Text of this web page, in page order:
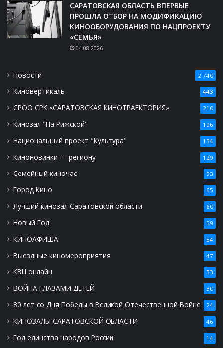
САРАТОВСКАЯ ОБЛАСТЬ ВПЕРВЫЕ
ПРОШЛА ОТБОР НА МОДИФИКАЦИЮ
КИНООБОРУДОВАНИЯ ПО НАЦПРОЕКТУ
«СЕМЬЯ»
04.08.2026
Новости 2 740
Киновертикаль 443
СРОО СРК «САРАТОВСКАЯ КИНОТРАЕКТОРИЯ» 210
Кинозал "На Рижской" 196
Национальный проект "Культура" 134
Киноновинки — региону 129
Семейный киночас 93
Город Кино 65
Лучший кинозал Саратовской области 60
Новый Год 59
КИНОАФИША 54
Выездные киномероприятия 47
КВЦ онлайн 33
ВОЙНА ГЛАЗАМИ ДЕТЕЙ 30
80 лет со Дня Победы в Великой Отечественной Войне 24
КИНОЗАЛЫ САРАТОВСКОЙ ОБЛАСТИ 46
Год единства народов России 14